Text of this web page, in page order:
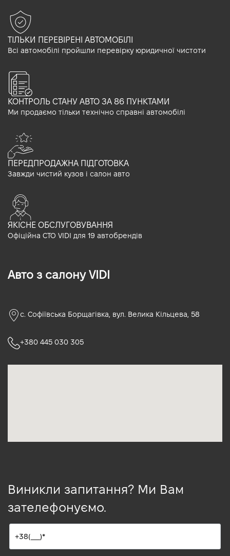
ТІЛЬКИ ПЕРЕВІРЕНІ АВТОМОБІЛІ
Всі автомобілі пройшли перевірку юридичної чистоти
КОНТРОЛЬ СТАНУ АВТО ЗА 86 ПУНКТАМИ
Ми продаємо тільки технічно справні автомобілі
ПЕРЕДПРОДАЖНА ПІДГОТОВКА
Завжди чистий кузов і салон авто
ЯКІСНЕ ОБСЛУГОВУВАННЯ
Офіційна СТО VIDI для 19 автобрендів
Авто з салону VIDI
с. Софіївська Борщагівка, вул. Велика Кільцева, 58
+380 445 030 305
Виникли запитання? Ми Вам
зателефонуємо.